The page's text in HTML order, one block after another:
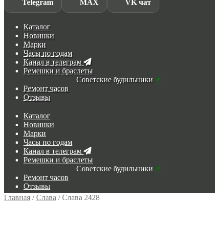
Telegram MAX VK чат
Каталог
Новинки
Марки
Часы по годам
Канал в телеграм
Ремешки и браслеты
Советские будильники
Ремонт часов
Отзывы
Каталог
Новинки
Марки
Часы по годам
Канал в телеграм
Ремешки и браслеты
Советские будильники
Ремонт часов
Отзывы
Главная /Слава /Слава 2428